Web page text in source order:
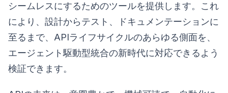
シームレスにするためのツールを提供します。これ
により、設計からテスト、ドキュメンテーションに
至るまで、APIライフサイクルのあらゆる側面を、
エージェント駆動型統合の新時代に対応できるよう
検証できます。